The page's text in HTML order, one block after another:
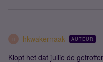
H hkwakernaak AUTEUR
Klopt het dat jullie de